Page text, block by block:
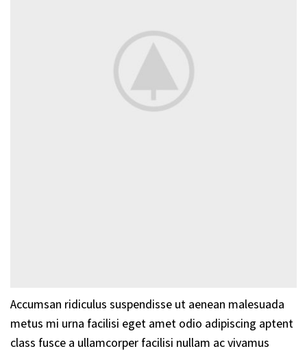
Accumsan ridiculus suspendisse ut aenean malesuada
metus mi urna facilisi eget amet odio adipiscing aptent
class fusce a ullamcorper facilisi nullam ac vivamus